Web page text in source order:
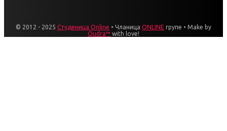
© 2012 - 2025 Студеница Online • Чланица ONLINE групе • Make by
Qudra™ with love!